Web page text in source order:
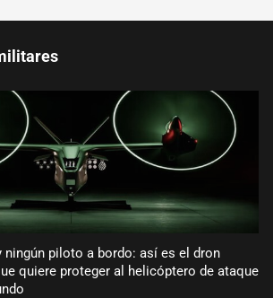
ningún piloto a bordo: así es el dron
quiere proteger al helicóptero de ataque